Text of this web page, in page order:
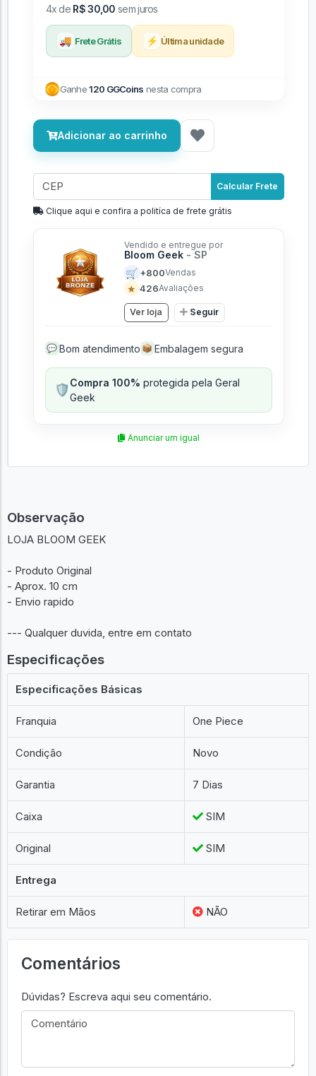
4x de R$ 30,00 sem juros
🚚 Frete Grátis ⚡ Última unidade
Ganhe120 GGCoins nesta compra
Adicionar ao carrinho
Calcular Frete
Clique aqui e confira a politíca de frete grátis
Vendido e entregue por
Bloom Geek - SP
🛒 +800Vendas
★ 426Avaliações
Ver loja Seguir
💬 Bom atendimento 📦 Embalagem segura
🛡️Compra 100% protegida pela Geral
Geek
Anunciar um igual
Observação
LOJA BLOOM GEEK
- Produto Original
- Aprox. 10 cm
- Envio rapido
--- Qualquer duvida, entre em contato
Especificações
Especificações Básicas
Franquia One Piece
Condição Novo
Garantia 7 Dias
Caixa SIM
Original SIM
Entrega
Retirar em Mãos NÃO
Comentários
Dúvidas? Escreva aqui seu comentário.